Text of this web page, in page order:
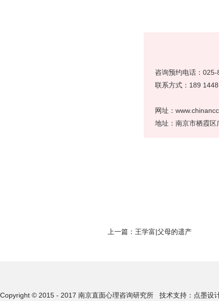
咨询预约电话：
联系方式：189
网址：
地址：南京市栖霞
上一篇： 王学富|父母的遗产
Copyright © 2015 - 2017 南京直面心理咨询研究所 技术支持：点墨设